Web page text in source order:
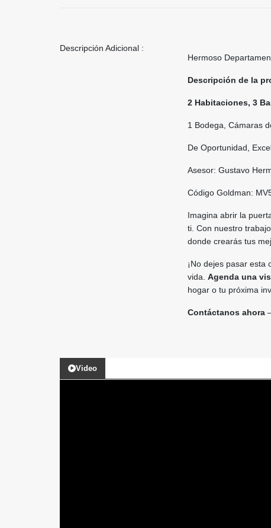
Descripción Adicional :
Hermoso
Descripción de la
2 Habitaciones, 3
1 Bodega, Cámaras
De Oportunidad,
Asesor: Gustavo
Código Goldman:
Imagina abrir la
ti. Con nuestro
donde crearás tus
¡No dejes pasar esta
vida. Agenda una
hogar o tu próxima
Contáctanos ahora
Video